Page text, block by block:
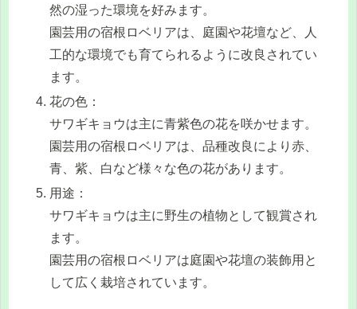
然の湿った環境を好みます。
園芸用の宿根ロベリアは、庭園や花壇など、人
工的な環境でも育てられるように改良されてい
ます。
花の色：
サワギキョウは主に青紫色の花を咲かせます。
園芸用の宿根ロベリアは、品種改良により赤、
青、紫、白など様々な色の花があります。
用途：
サワギキョウは主に野生の植物として観賞され
ます。
園芸用の宿根ロベリアは庭園や花壇の装飾用と
して広く栽培されています。